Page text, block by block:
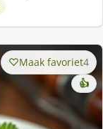
Maak favoriet4
👍